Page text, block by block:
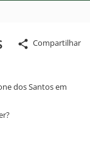
Compartilhar
dos Santos em